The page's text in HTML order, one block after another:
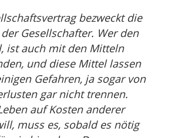
bezweckt die
Gesellschafter. Wer den
ist auch mit den Mitteln
und diese Mittel lassen
Gefahren, ja sogar von
gar nicht trennen.
auf Kosten anderer
muss es, sobald es nötig